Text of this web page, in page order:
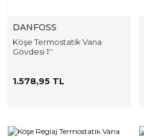
DANFOSS
Köşe Termostatik Vana
Gövdesi 1''
1.578,95 TL